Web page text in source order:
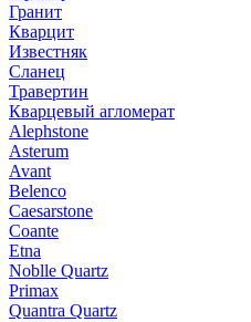
Гранит
Кварцит
Известняк
Сланец
Травертин
Кварцевый агломерат
Alephstone
Asterum
Avant
Belenco
Caesarstone
Coante
Etna
Noblle Quartz
Primax
Quantra Quartz